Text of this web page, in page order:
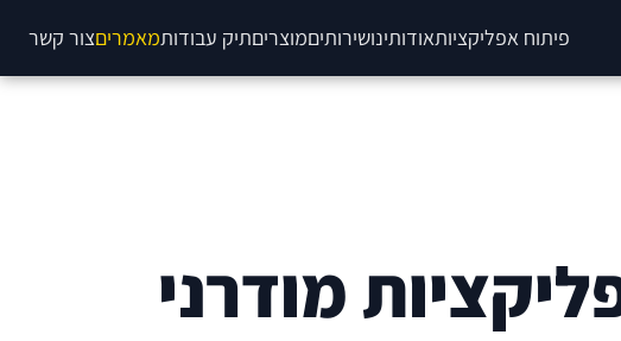
פיתוח אפליקציותאודותינושירותיםמוצריםתיק עבודותמאמריםצור קשר